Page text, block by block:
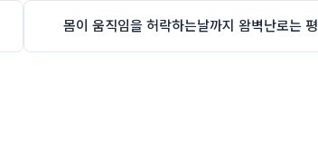
몸이 움직임을 허락하는날까지 왐벽난로는